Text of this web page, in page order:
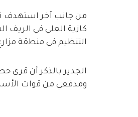
من جانب آخر استهدف
كازية العلي في الريف
التنظيم في منطقة
الجدير بالذكر أن
ومدفعي من قوات